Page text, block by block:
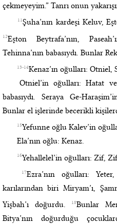
çekmeyeyim.” Tanrı onun
11Şuha’nın kardeşi Keluv,
12Eşton Beytrafa’nın,
Tehinna’nın babasıydı. Bunlar
13-14Kenaz’ın oğulları: Otniel,
Otniel’in oğulları: Hatat
babasıydı. Seraya Ge-
Bunlar el işlerinde becerikli
15Yefunne oğlu Kalev’in
Ela’nın oğlu: Kenaz.
16Yehallelel’in oğulları: Zif,
17Ezra’nın oğulları:
karılarından biri Miryam’ı,
Yişbah’ı doğurdu.
18Bunlar
Bitya’nın doğurduğu